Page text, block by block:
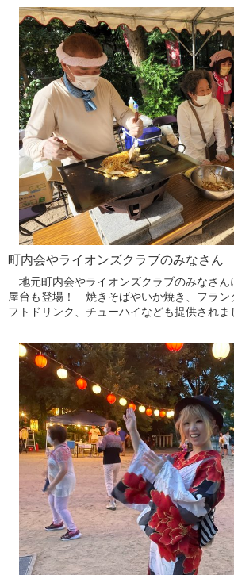
町内会やライオンズクラブのみなさん
地元町内会やライオンズクラブのみなさん
屋台も登場！ 焼きそばやいか焼き、フラン
フトドリンク、チューハイなども提供されま